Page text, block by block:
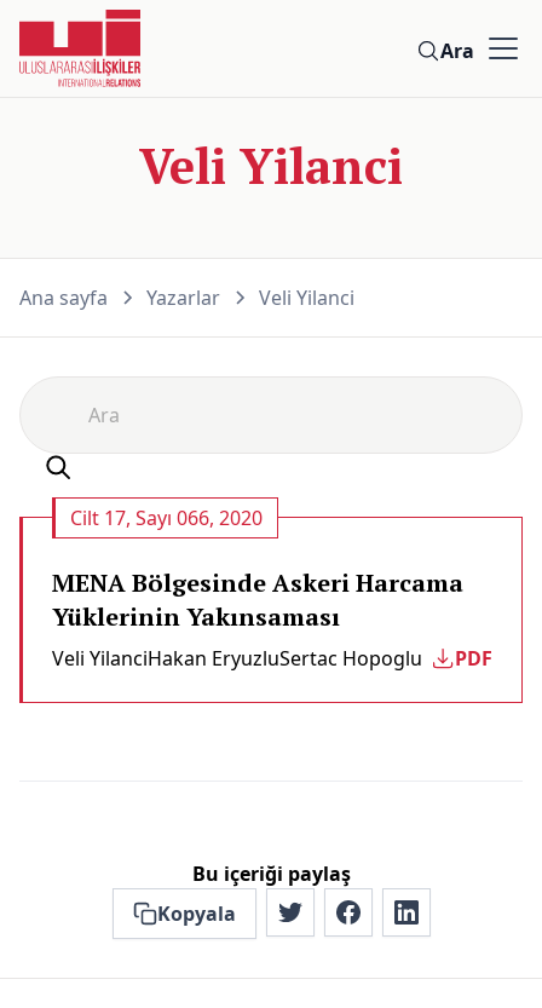
Ara
Veli Yilanci
Ana sayfa Yazarlar Veli Yilanci
Cilt 17, Sayı 066, 2020
MENA Bölgesinde Askeri Harcama
Yüklerinin Yakınsaması
Veli YilanciHakan EryuzluSertac Hopoglu PDF
Bu içeriği paylaş
Kopyala